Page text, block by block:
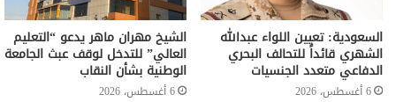
السعودية: تعيين اللواء عبدالله
الشهري قائداً للتحالف البحري
الدفاعي متعدد الجنسيات
6 أغسطس، 2026
الشيخ مهران ماهر يدعو “التعليم
العالي” للتدخل لوقف عبث الجامعة
الوطنية بشأن النقاب
6 أغسطس، 2026